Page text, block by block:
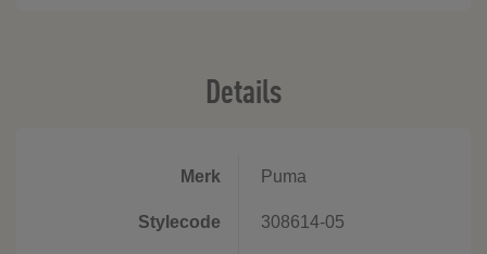
Details
Merk Puma
Stylecode 308614-05